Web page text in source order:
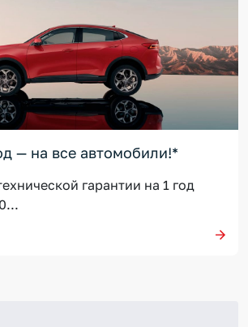
— на все автомобили!*
гарантии на 1 год